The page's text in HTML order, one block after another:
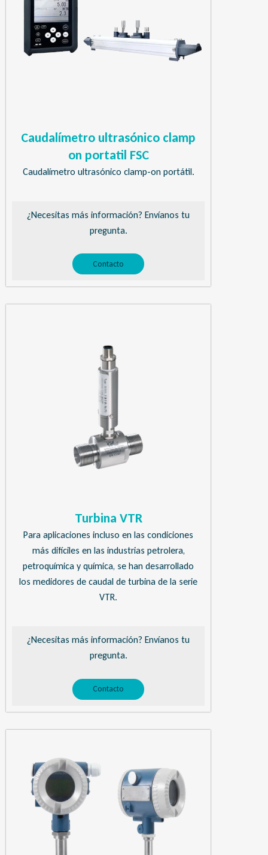
Caudalímetro ultrasónico clamp
on portatil FSC
Caudalímetro ultrasónico clamp-on portátil.
¿Necesitas más información? Envíanos tu
pregunta.
Contacto
Turbina VTR
Para aplicaciones incluso en las condiciones
más difíciles en las industrias petrolera,
petroquímica y química, se han desarrollado
los medidores de caudal de turbina de la serie
VTR.
¿Necesitas más información? Envíanos tu
pregunta.
Contacto